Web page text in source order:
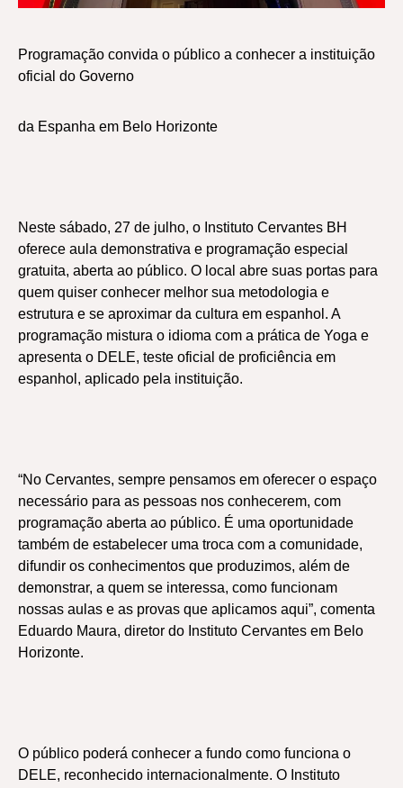
Programação convida o público a conhecer a instituição
oficial do Governo
da Espanha em Belo Horizonte
Neste sábado, 27 de julho, o Instituto Cervantes BH
oferece aula demonstrativa e programação especial
gratuita, aberta ao público. O local abre suas portas para
quem quiser conhecer melhor sua metodologia e
estrutura e se aproximar da cultura em espanhol. A
programação mistura o idioma com a prática de Yoga e
apresenta o DELE, teste oficial de proficiência em
espanhol, aplicado pela instituição.
“No Cervantes, sempre pensamos em oferecer o espaço
necessário para as pessoas nos conhecerem, com
programação aberta ao público. É uma oportunidade
também de estabelecer uma troca com a comunidade,
difundir os conhecimentos que produzimos, além de
demonstrar, a quem se interessa, como funcionam
nossas aulas e as provas que aplicamos aqui”, comenta
Eduardo Maura, diretor do Instituto Cervantes em Belo
Horizonte.
O público poderá conhecer a fundo como funciona o
DELE, reconhecido internacionalmente. O Instituto